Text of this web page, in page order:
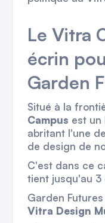
Le Vitra
écrin
Garden
Situé à la
Campus est un
abritant l'une
de design de
C'est dans ce
tient jusqu'au 3
Garden
Vitra Design